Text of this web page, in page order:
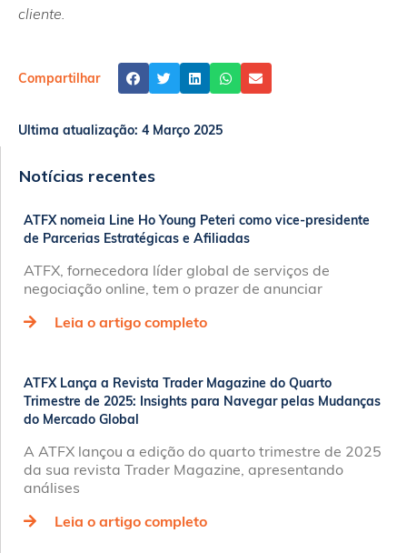
cliente.
Compartilhar
Ultima atualização: 4 Março 2025
Notícias recentes
ATFX nomeia Line Ho Young Peteri como vice-presidente
de Parcerias Estratégicas e Afiliadas
ATFX, fornecedora líder global de serviços de
negociação online, tem o prazer de anunciar
Leia o artigo completo
ATFX Lança a Revista Trader Magazine do Quarto
Trimestre de 2025: Insights para Navegar pelas Mudanças
do Mercado Global
A ATFX lançou a edição do quarto trimestre de 2025
da sua revista Trader Magazine, apresentando
análises
Leia o artigo completo